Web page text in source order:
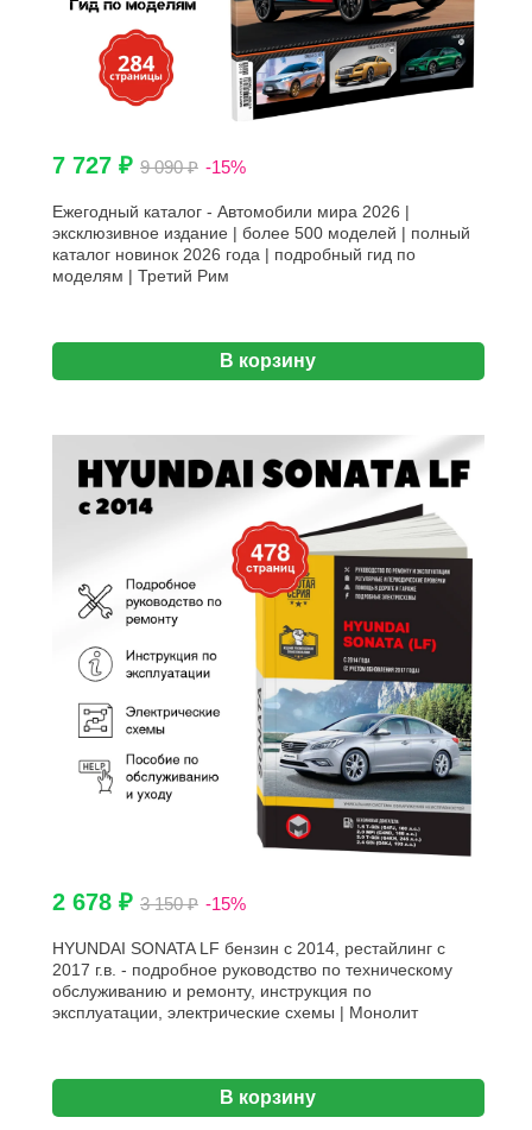
7 727 ₽ 9 090 ₽ -15%
Ежегодный каталог - Автомобили мира 2026 |
эксклюзивное издание | более 500 моделей | полный
каталог новинок 2026 года | подробный гид по
моделям | Третий Рим
В корзину
2 678 ₽ 3 150 ₽ -15%
HYUNDAI SONATA LF бензин с 2014, рестайлинг с
2017 г.в. - подробное руководство по техническому
обслуживанию и ремонту, инструкция по
эксплуатации, электрические схемы | Монолит
В корзину